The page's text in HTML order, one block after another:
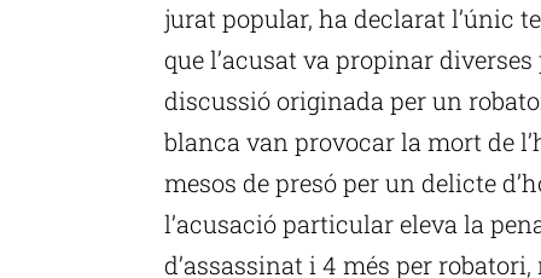
jurat popular, ha declarat l’únic
que l’acusat va propinar
discussió originada per un
blanca van provocar la mort de
mesos de presó per un delicte
l’acusació particular eleva la
d’assassinat i 4 més per